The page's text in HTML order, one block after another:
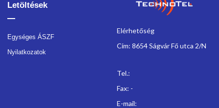
Letöltések
Egységes ÁSZF
Nyilatkozatok
Elérhetőség
Cím: 8654 Ságvár Fő utca 2/N
Tel.:
Fax: -
E-mail: